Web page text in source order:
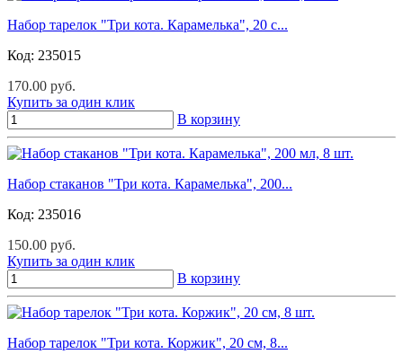
Набор тарелок "Три кота. Карамелька", 20 с...
Код: 235015
170.00 руб.
Купить за один клик
В корзину
Набор стаканов "Три кота. Карамелька", 200...
Код: 235016
150.00 руб.
Купить за один клик
В корзину
Набор тарелок "Три кота. Коржик", 20 см, 8...